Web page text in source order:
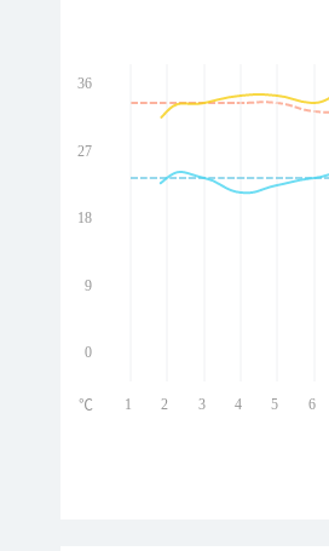
36
27
18
9
0
1 2 3 4 5 6
℃